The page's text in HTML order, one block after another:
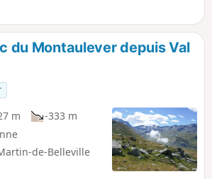
Blanc. Le circuit propose tout le long
Val Thorens.
du Montaulever depuis Val
m
-333 m
de-Belleville